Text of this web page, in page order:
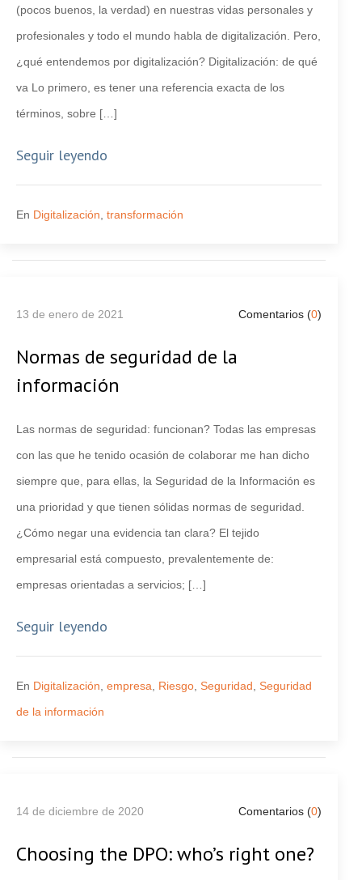
(pocos buenos, la verdad) en nuestras vidas personales y
profesionales y todo el mundo habla de digitalización. Pero,
¿qué entendemos por digitalización? Digitalización: de qué
va Lo primero, es tener una referencia exacta de los
términos, sobre […]
Seguir leyendo
En Digitalización transformación
13 de enero de 2021 Comentarios (0)
Normas de seguridad de la
información
Las normas de seguridad: funcionan? Todas las empresas
con las que he tenido ocasión de colaborar me han dicho
siempre que, para ellas, la Seguridad de la Información es
una prioridad y que tienen sólidas normas de seguridad.
¿Cómo negar una evidencia tan clara? El tejido
empresarial está compuesto, prevalentemente de:
empresas orientadas a servicios; […]
Seguir leyendo
En Digitalización empresa Riesgo Seguridad Seguridad
de la información
14 de diciembre de 2020 Comentarios (0)
Choosing the DPO: who’s right one?